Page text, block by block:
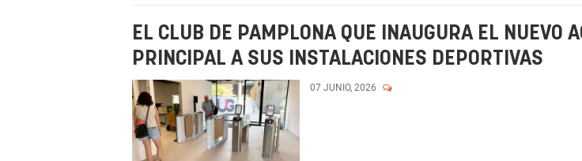
EL CLUB DE PAMPLONA QUE INAUGURA EL NUEVO
PRINCIPAL A SUS INSTALACIONES DEPORTIVAS
07 JUNIO, 2026